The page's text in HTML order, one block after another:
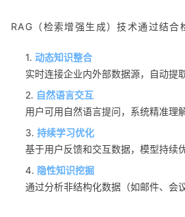
RAG（检索增强生成）技术通过结合
1. 动态知识整合
实时连接企业内外部数据源，自动提
2. 自然语言交互
用户可用自然语言提问，系统精准理
3. 持续学习优化
基于用户反馈和交互数据，模型持续
4. 隐性知识挖掘
通过分析非结构化数据（如邮件、会